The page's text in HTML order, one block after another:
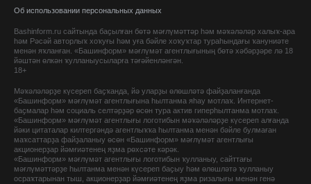
Об использовании персональных данных
Bashinform.ru сайтында баҫылған бөтә мәғлүмәттәр һәм мәҡәләләр халыҡ-ара
һәм Рәсәй авторлыҡ хоҡуғы һәм уға бәйле хоҡуҡтар тураһындағы ҡануниәте
менән яҡланған. «Башинформ» мәғлүмәт агентлығының бөтә хәбәрҙәре лә 18
йәштән өлкән ҡулланыусыларға тәғәйенләнгән.
18+
Мәҡәләләрҙе күсереп баҫҡанда, йә уларҙы өлөшләтә файҙаланғанда
«Башинформ» мәғлүмәт агентлығына һылтанма яһау мотлаҡ. Интернет-
баҫмалар һәм социаль селтәрҙәр өсөн тура актив гиперһылтанма мотлаҡ.
«Башинформ» мәғлүмәт агентлығы логотибын мәҡәләләрҙе күсереп алғанда
йәки цитаталар килтергәндә агентлыҡҡа һылтанма менән бәйле булмаған
маҡсаттарҙа файҙаланыу өсөн «Башинформ» мәғлүмәт агентлығы
акционерҙар йәмғиәтенең яҙма рөхсәте кәрәк.
«Башинформ» мәғлүмәт агентлығы логотибын ҡулланыу, сайттағы
мәғлүмәттәрҙе һылтанма менән күсереп баҫыу һәм өлөшләтә ҡулланыу
осраҡтарынан тыш, акционерҙар йәмғиәтенең яҙма ризалығы менән генә